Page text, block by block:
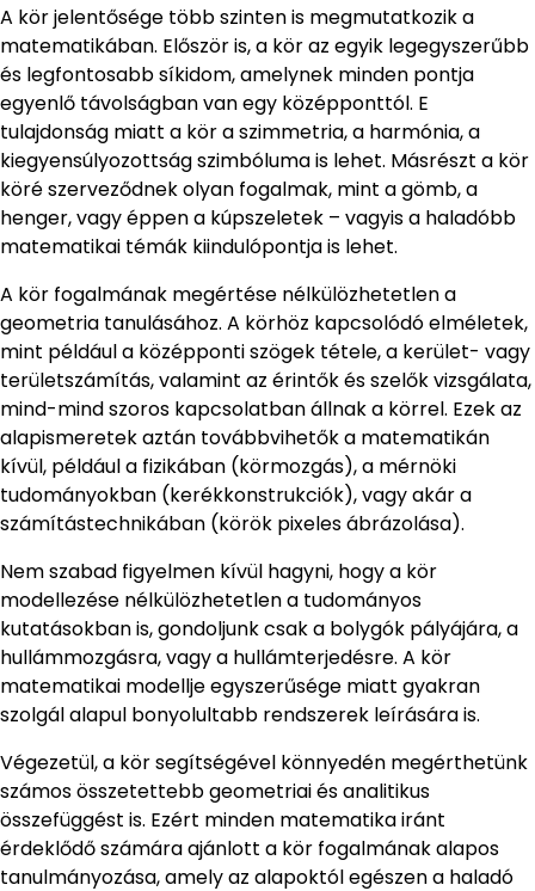
A kör jelentősége több szinten is megmutatkozik a
matematikában. Először is, a kör az egyik legegyszerűbb
és legfontosabb síkidom, amelynek minden pontja
egyenlő távolságban van egy középponttól. E
tulajdonság miatt a kör a szimmetria, a harmónia, a
kiegyensúlyozottság szimbóluma is lehet. Másrészt a kör
köré szerveződnek olyan fogalmak, mint a gömb, a
henger, vagy éppen a kúpszeletek – vagyis a haladóbb
matematikai témák kiindulópontja is lehet.
A kör fogalmának megértése nélkülözhetetlen a
geometria tanulásához. A körhöz kapcsolódó elméletek,
mint például a középponti szögek tétele, a kerület- vagy
területszámítás, valamint az érintők és szelők vizsgálata,
mind-mind szoros kapcsolatban állnak a körrel. Ezek az
alapismeretek aztán továbbvihetők a matematikán
kívül, például a fizikában (körmozgás), a mérnöki
tudományokban (kerékkonstrukciók), vagy akár a
számítástechnikában (körök pixeles ábrázolása).
Nem szabad figyelmen kívül hagyni, hogy a kör
modellezése nélkülözhetetlen a tudományos
kutatásokban is, gondoljunk csak a bolygók pályájára, a
hullámmozgásra, vagy a hullámterjedésre. A kör
matematikai modellje egyszerűsége miatt gyakran
szolgál alapul bonyolultabb rendszerek leírására is.
Végezetül, a kör segítségével könnyedén megérthetünk
számos összetettebb geometriai és analitikus
összefüggést is. Ezért minden matematika iránt
érdeklődő számára ajánlott a kör fogalmának alapos
tanulmányozása, amely az alapoktól egészen a haladó